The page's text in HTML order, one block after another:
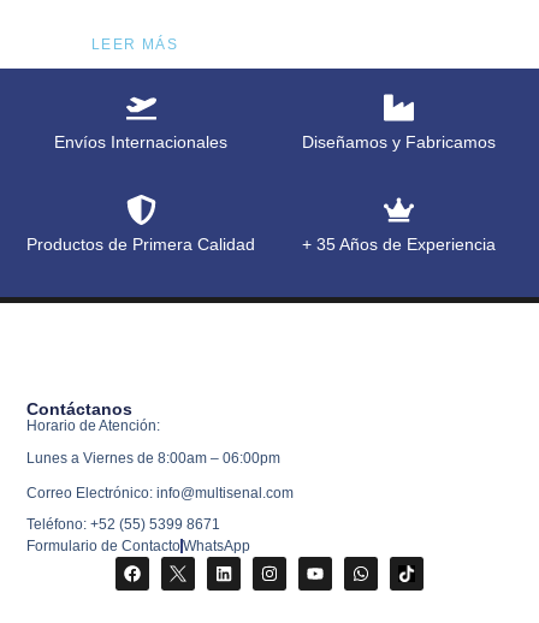
LEER MÁS
Envíos Internacionales Diseñamos y Fabricamos
Productos de Primera Calidad + 35 Años de Experiencia
Contáctanos
Horario de Atención:
Lunes a Viernes de 8:00am – 06:00pm
Correo Electrónico: info@multisenal.com
Teléfono: +52 (55) 5399 8671
Formulario de ContactoWhatsApp